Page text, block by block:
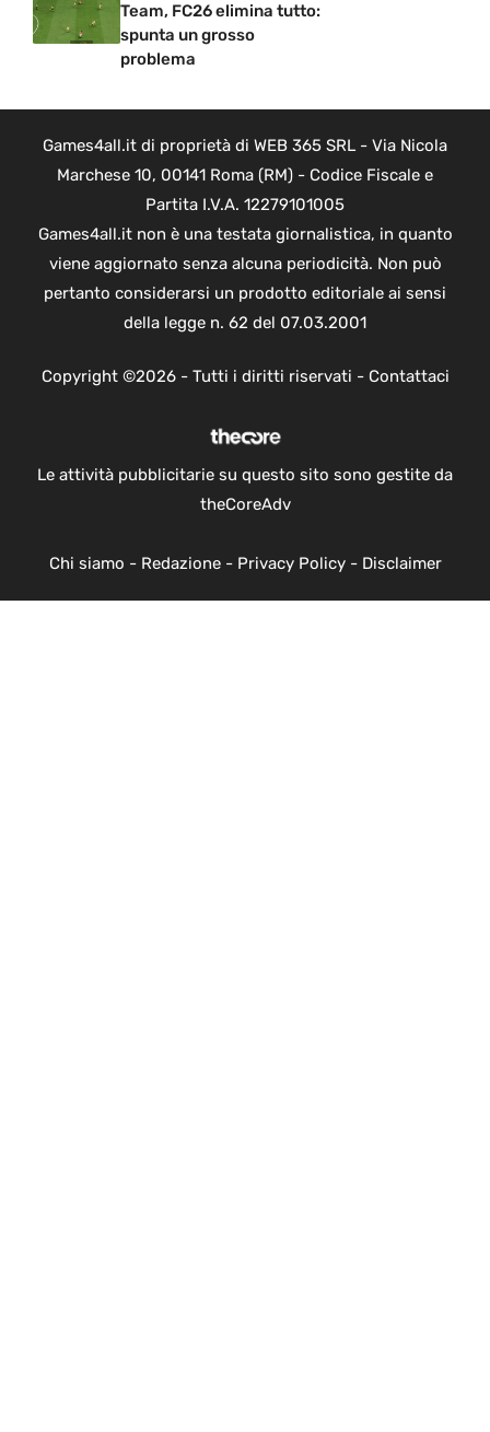
Team, FC26 elimina tutto:
spunta un grosso
problema
Games4all.it di proprietà di WEB 365 SRL - Via Nicola
Marchese 10, 00141 Roma (RM) - Codice Fiscale e
Partita I.V.A. 12279101005
Games4all.it non è una testata giornalistica, in quanto
viene aggiornato senza alcuna periodicità. Non può
pertanto considerarsi un prodotto editoriale ai sensi
della legge n. 62 del 07.03.2001
Copyright ©2026 - Tutti i diritti riservati - Contattaci
Le attività pubblicitarie su questo sito sono gestite da
theCoreAdv
Chi siamo - Redazione- Privacy Policy- Disclaimer